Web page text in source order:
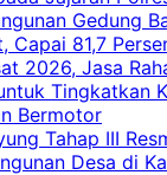
Gedung
Capai 81,7
2026, Jasa
Tingkatkan
Bermotor
Tahap III
Desa di